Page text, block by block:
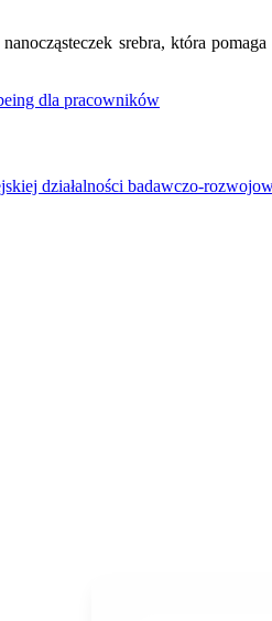
srebra, która
dla pracowników
działalności badawczo-